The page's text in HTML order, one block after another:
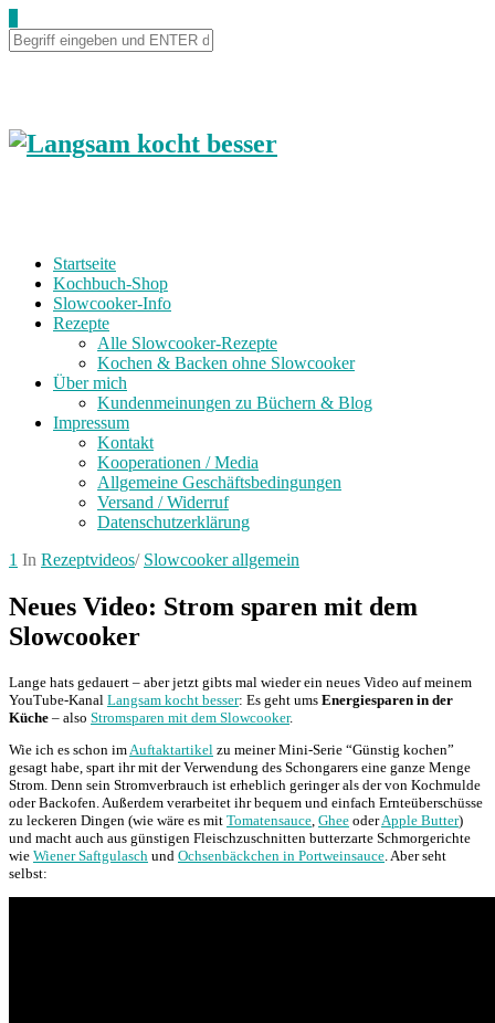
Startseite
Kochbuch-Shop
Slowcooker-Info
Rezepte
Alle Slowcooker-Rezepte
Kochen & Backen ohne Slowcooker
Über mich
Kundenmeinungen zu Büchern & Blog
Impressum
Kontakt
Kooperationen / Media
Allgemeine Geschäftsbedingungen
Versand / Widerruf
Datenschutzerklärung
1 In Rezeptvideos/ Slowcooker allgemein
Neues Video: Strom sparen mit dem
Slowcooker
Lange hats gedauert – aber jetzt gibts mal wieder ein neues Video auf meinem
YouTube-Kanal Langsam kocht besser: Es geht ums Energiesparen in der
Küche – also Stromsparen mit dem Slowcooker.
Wie ich es schon im Auftaktartikel zu meiner Mini-Serie “Günstig kochen”
gesagt habe, spart ihr mit der Verwendung des Schongarers eine ganze Menge
Strom. Denn sein Stromverbrauch ist erheblich geringer als der von Kochmulde
oder Backofen. Außerdem verarbeitet ihr bequem und einfach Ernteüberschüsse
zu leckeren Dingen (wie wäre es mit Tomatensauce Ghee oderApple Butter)
und macht auch aus günstigen Fleischzuschnitten butterzarte Schmorgerichte
wie Wiener Saftgulasch und Ochsenbäckchen in Portweinsauce . Aber seht
selbst: